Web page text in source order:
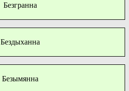
Безгранна
Бездыханна
Безымянна